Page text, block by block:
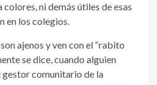
ni demás útiles de esas
en los colegios.
ajenos y ven con el “rabito
se dice, cuando alguien
gestor comunitario de la